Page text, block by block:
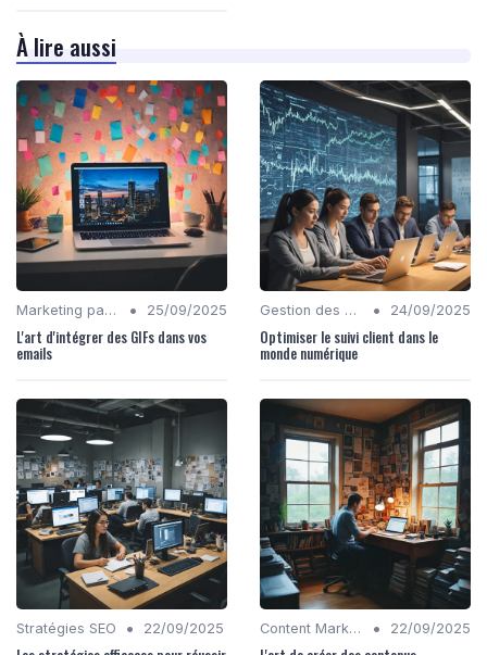
À lire aussi
Marketing par Email • 25/09/2025
L'art d'intégrer des GIFs dans vos
emails
Gestion des Réseaux Sociaux • 24/09/2025
Optimiser le suivi client dans le
monde numérique
Stratégies SEO • 22/09/2025 Content Marketing • 22/09/2025